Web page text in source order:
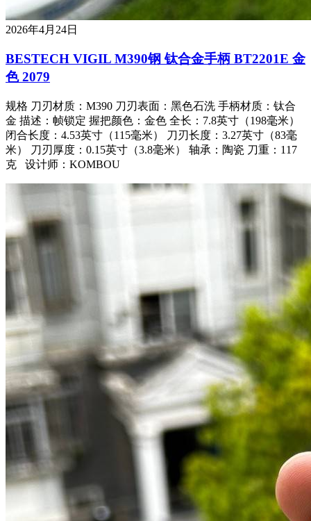
2026年4月24日
BESTECH VIGIL M390钢 钛合金手柄 BT2201E 金
色 2079
规格 刀刃材质：M390 刀刃表面：黑色石洗 手柄材质：钛合
金 描述：帧锁定 握把颜色：金色 全长：7.8英寸（198毫米）
闭合长度：4.53英寸（115毫米） 刀刃长度：3.27英寸（83毫
米） 刀刃厚度：0.15英寸（3.8毫米） 轴承：陶瓷 刀重：117
克 设计师：KOMBOU